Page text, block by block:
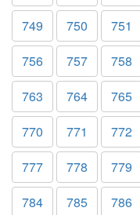
749
750 751
756
757 758
763
764 765
770
771 772
777
778 779
784
785 786